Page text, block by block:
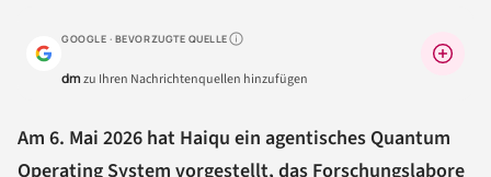
GOOGLE · BEVORZUGTE QUELLEWarum lohnt sich das?
dmzu Ihren Nachrichtenquellen hinzufügen
Am 6. Mai 2026 hat Haiqu ein agentisches Quantum
Operating System vorgestellt, das Forschungslabore